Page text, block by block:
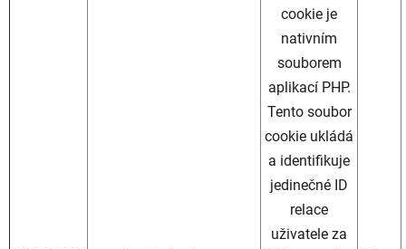
cookie je
nativním
souborem
aplikací PHP.
Tento soubor
cookie ukládá
a identifikuje
jedinečné ID
relace
uživatele za